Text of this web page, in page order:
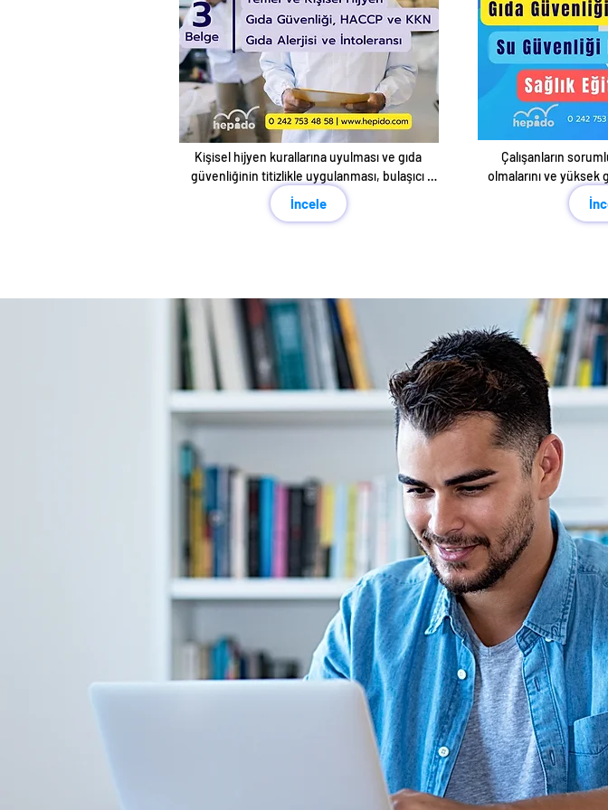
Kişisel hijyen kurallarına uyulması ve gıda
güvenliğinin titizlikle uygulanması, bulaşıcı
hastalıklar riskini azaltır
İncele
Çalışanların
olmalarını ve yüksek